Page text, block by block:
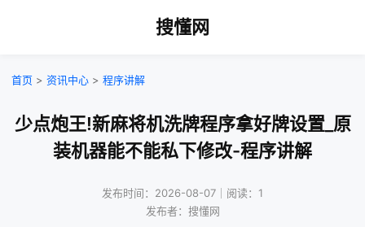
搜懂网
首页 > 资讯中心 > 程序讲解
少点炮王!新麻将机洗牌程序拿好牌设置_原
装机器能不能私下修改-程序讲解
发布时间：2026-08-07｜阅读：1
发布者：搜懂网